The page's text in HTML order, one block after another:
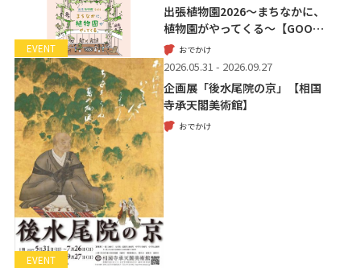
EVENT
出張植物園2026～まちなかに、
植物園がやってくる～【GOO…
おでかけ
EVENT
2026.05.31 - 2026.09.27
企画展「後水尾院の京」【相国
寺承天閣美術館】
おでかけ